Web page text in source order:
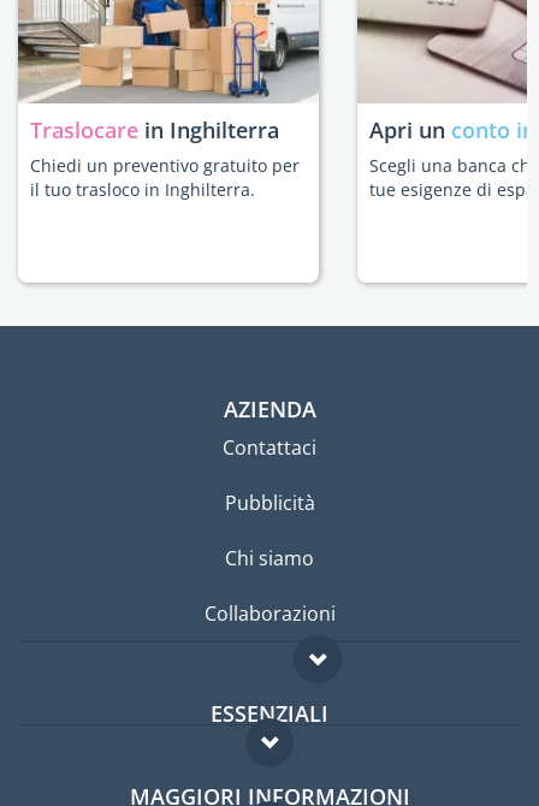
Traslocare in Inghilterra
Chiedi un preventivo gratuito per
il tuo trasloco in Inghilterra.
Apri un conto
Scegli una banca
tue esigenze di
AZIENDA
Contattaci
Pubblicità
Chi siamo
Collaborazioni
ESSENZIALI
Forum per expat
MAGGIORI INFORMAZIONI